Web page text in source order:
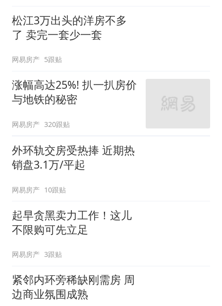
松江3万出头的洋房不多
了 卖完一套少一套
网易房产 5跟贴
涨幅高达25%! 扒一扒房价
与地铁的秘密
网易房产 320跟贴
外环轨交房受热捧 近期热
销盘3.1万/平起
网易房产 10跟贴
起早贪黑卖力工作！这儿
不限购可先立足
网易房产 3跟贴
紧邻内环旁稀缺刚需房 周
边商业氛围成熟